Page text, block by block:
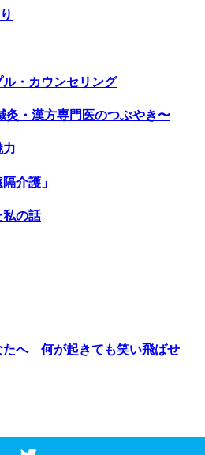
・カウンセリング
・漢方専門医のつぶやき〜
力
介護」
私の話
たへ 何が起きても笑い飛ばせ